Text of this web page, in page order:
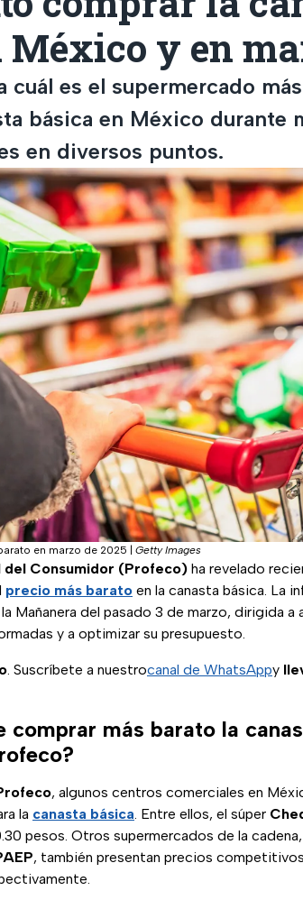
México y en
cuál es el supermercado
básica en México durante
en diversos puntos.
en marzo de 2025 Getty Images
del Consumidor (Profeco) ha revelado
precio más barato en la canasta básica. La
Mañanera del pasado 3 de marzo, dirigida a
y a optimizar su presupuesto.
. Suscríbete a nuestrocanal de WhatsAppy
comprar más barato la
, algunos centros comerciales en
la canasta básica. Entre ellos, el súper
pesos. Otros supermercados de la
, también presentan precios